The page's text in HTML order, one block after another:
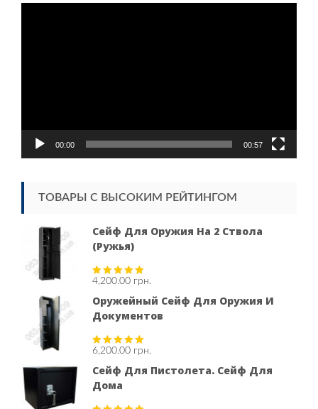
00:00 00:57
ТОВАРЫ С ВЫСОКИМ РЕЙТИНГОМ
Сейф Для Оружия На 2 Ствола
(ружья)
Rated5.00
4,200.00 грн.
Оружейный Сейф Для Оружия И
Документов
Rated5.00
6,200.00 грн.
Сейф Для Пистолета. Сейф Для
Дома